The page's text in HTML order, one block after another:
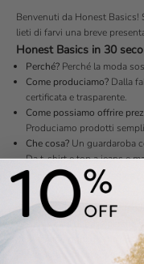
Benvenuti da Honest Basics!
lieti di farvi una breve
Honest Basics in 30
Perché? Perché la moda
Come produciamo? Dalla
certificata e trasparente.
Come possiamo offrire
Produciamo prodotti
Che cosa? Un guardaroba
Da t-shirt e top a jeans e
Per chi è Honest Basics?
Per voi, ovviamente! Il
millennial che cercano di
Creiamo capi di base
indossiamo ogni giorno?
abbiamo un impatto